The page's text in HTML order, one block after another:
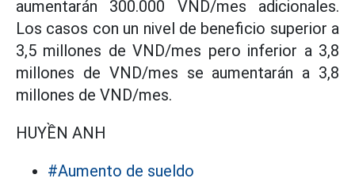
aumentarán 300.000 VND/mes adicionales.
Los casos con un nivel de beneficio superior a
3,5 millones de VND/mes pero inferior a 3,8
millones de VND/mes se aumentarán a 3,8
millones de VND/mes.
HUYỀN ANH
#Aumento de sueldo